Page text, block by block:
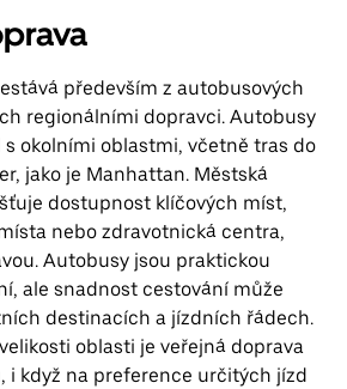
především z autobusových
regionálními dopravci. Autobusy
s okolními oblastmi, včetně tras do
jako je Manhattan. Městská
dostupnost klíčových míst,
nebo zdravotnická centra,
Autobusy jsou praktickou
ale snadnost cestování může
destinacích a jízdních řádech.
oblasti je veřejná doprava
i když na preference určitých jízd